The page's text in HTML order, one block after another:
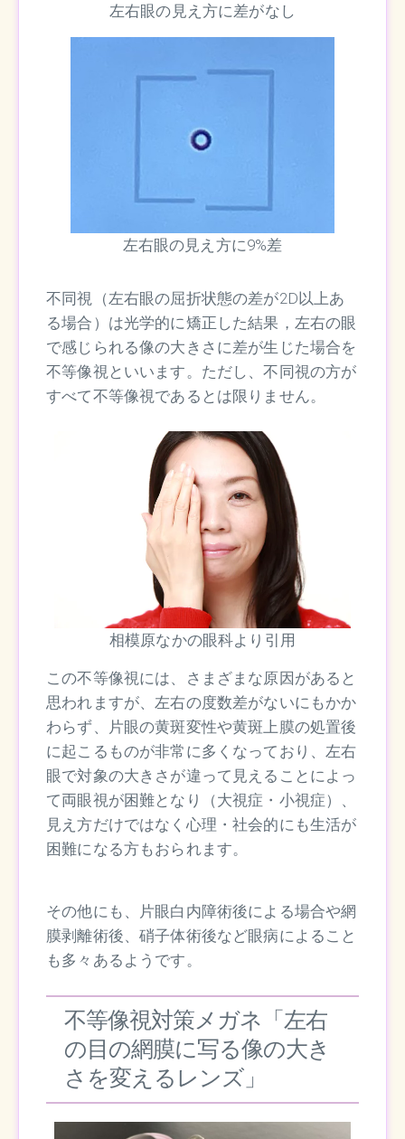
左右眼の見え方に差がなし
左右眼の見え方に9%差
不同視（左右眼の屈折状態の差が2D以上あ
る場合）は光学的に矯正した結果，左右の眼
で感じられる像の大きさに差が生じた場合を
不等像視といいます。ただし、不同視の方が
すべて不等像視であるとは限りません。
相模原なかの眼科より引用
この不等像視には、さまざまな原因があると
思われますが、左右の度数差がないにもかか
わらず、片眼の黄斑変性や黄斑上膜の処置後
に起こるものが非常に多くなっており、左右
眼で対象の大きさが違って見えることによっ
て両眼視が困難となり（大視症・小視症）、
見え方だけではなく心理・社会的にも生活が
困難になる方もおられます。
その他にも、片眼白内障術後による場合や網
膜剥離術後、硝子体術後など眼病によること
も多々あるようです。
不等像視対策メガネ「左右
の目の網膜に写る像の大き
さを変えるレンズ」